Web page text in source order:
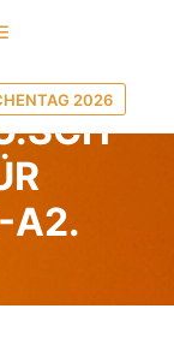
2026
A2.